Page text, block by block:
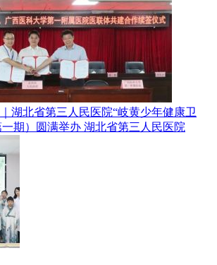
湖北省第三人民医院“岐黄少年健康卫
期）圆满举办 湖北省第三人民医院